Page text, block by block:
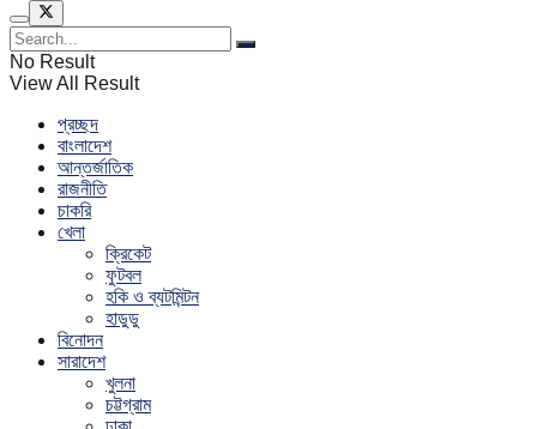
No Result
View All Result
প্রচ্ছদ
বাংলাদেশ
আন্তর্জাতিক
রাজনীতি
চাকরি
খেলা
ক্রিকেট
ফুটবল
হকি ও ব্যটমিন্টন
হাডুডু
বিনোদন
সারাদেশ
খুলনা
চট্টগ্রাম